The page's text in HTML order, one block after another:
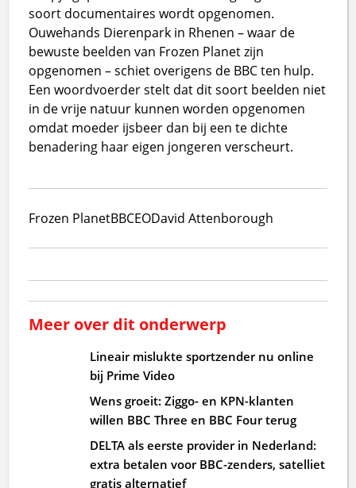
soort documentaires wordt opgenomen.
Ouwehands Dierenpark in Rhenen – waar de
bewuste beelden van Frozen Planet zijn
opgenomen – schiet overigens de BBC ten hulp.
Een woordvoerder stelt dat dit soort beelden niet
in de vrije natuur kunnen worden opgenomen
omdat moeder ijsbeer dan bij een te dichte
benadering haar eigen jongeren verscheurt.
Frozen PlanetBBCEODavid Attenborough
Meer over dit onderwerp
Lineair mislukte sportzender nu online
bij Prime Video
Wens groeit: Ziggo- en KPN-klanten
willen BBC Three en BBC Four terug
DELTA als eerste provider in Nederland:
extra betalen voor BBC-zenders, satelliet
gratis alternatief